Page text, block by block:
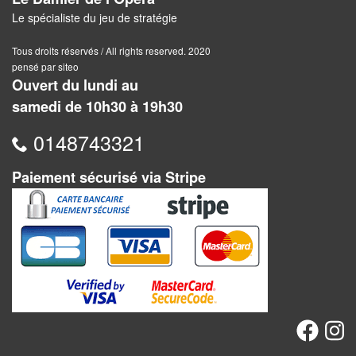
abstraits
Extensions
Casse-
têtes
Accessoires
Backgammon
Jeux
traditionnels
Dominos
Jeu
Le spécialiste du jeu de stratégie
Tous droits réservés / All rights reserved. 2020
pensé par siteo
Ouvert du lundi au
samedi de 10h30 à 19h30
0148743321
Paiement sécurisé via Stripe